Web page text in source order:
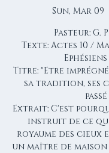
Sun, Mar 09
Pasteur: G.
Texte: Actes 10 /
Ephésiens
Titre: "Etre
sa tradition, ses
passé
Extrait: C'est
instruit de ce
royaume des cieux
un maître de